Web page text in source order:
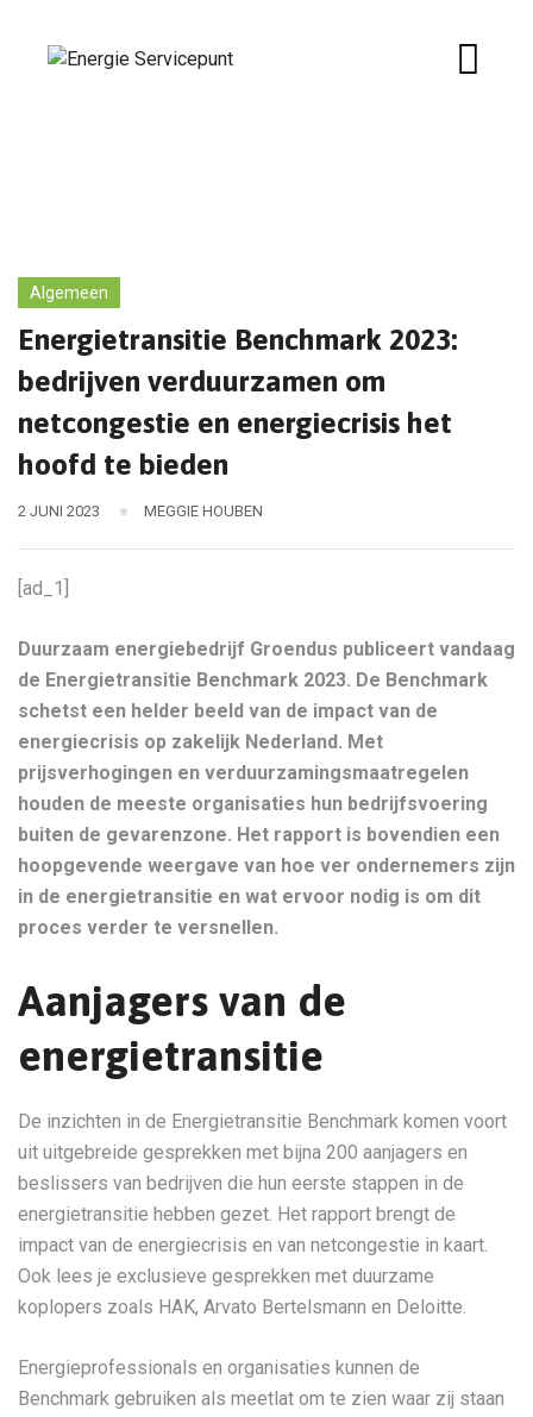
content
Algemeen
Energietransitie Benchmark 2023:
bedrijven verduurzamen om
netcongestie en energiecrisis het
hoofd te bieden
2 JUNI 2023 MEGGIE HOUBEN
[ad_1]
Duurzaam energiebedrijf Groendus publiceert vandaag
de Energietransitie Benchmark 2023. De Benchmark
schetst een helder beeld van de impact van de
energiecrisis op zakelijk Nederland. Met
prijsverhogingen en verduurzamingsmaatregelen
houden de meeste organisaties hun bedrijfsvoering
buiten de gevarenzone. Het rapport is bovendien een
hoopgevende weergave van hoe ver ondernemers zijn
in de energietransitie en wat ervoor nodig is om dit
proces verder te versnellen.
Aanjagers van de
energietransitie
De inzichten in de Energietransitie Benchmark komen voort
uit uitgebreide gesprekken met bijna 200 aanjagers en
beslissers van bedrijven die hun eerste stappen in de
energietransitie hebben gezet. Het rapport brengt de
impact van de energiecrisis en van netcongestie in kaart.
Ook lees je exclusieve gesprekken met duurzame
koplopers zoals HAK, Arvato Bertelsmann en Deloitte.
Energieprofessionals en organisaties kunnen de
Benchmark gebruiken als meetlat om te zien waar zij staan